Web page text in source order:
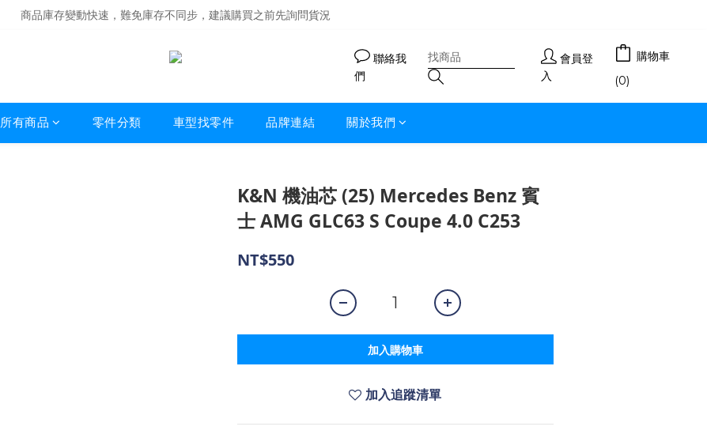
商品庫存變動快速，難免庫存不同步，建議購買之前先詢問貨況
商品庫存變動快速，難免庫存不同步，建議購買之前先詢問貨況
聯絡我
們
會員登
入
購物車
(0)
所有商品 零件分類 車型找零件 品牌連結 關於我們
K&N 機油芯 (25) Mercedes Benz 賓
士 AMG GLC63 S Coupe 4.0 C253
NT$550
加入購物車
加入追蹤清單